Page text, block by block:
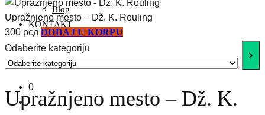
Blog
KONTAKT
Odaberite kategoriju
0
Upražnjeno mesto – Dž. K. Rouling
300 рсд DODAJ U KORPU
Upražnjeno mesto – Dž. K.